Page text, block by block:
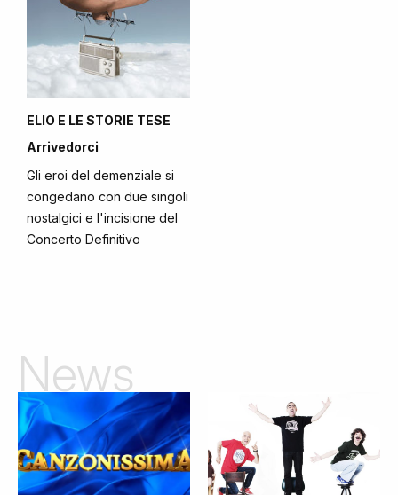
ELIO E LE STORIE TESE
Arrivedorci
Gli eroi del demenziale si
congedano con due singoli
nostalgici e l'incisione del
Concerto Definitivo
News